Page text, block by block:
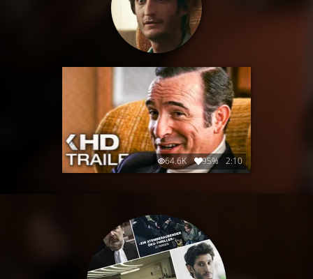
64.6K 95% 2:10